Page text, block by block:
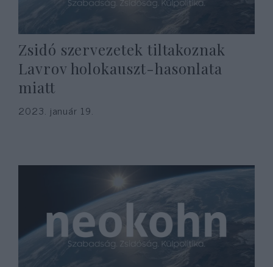
Zsidó szervezetek tiltakoznak
Lavrov holokauszt-hasonlata
miatt
2023. január 19.